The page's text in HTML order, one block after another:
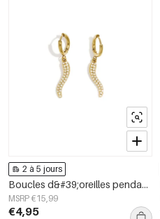
2 à 5 jours
Boucles d&#39;oreilles pendantes en acier inoxydable, style serpent, collection Daily Simple, bijoux pour femmes
MSRP €15,99
€4,95